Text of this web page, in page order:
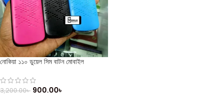
নোকিয়া ১১০ ডুয়েল সিম বাটন মোবাইল
3,200.00৳ 900.00৳